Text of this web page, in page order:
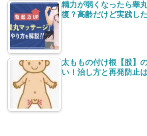
精力が弱くなったら睾
復？高齢だけど実践し
太ももの付け根【股】
い！治し方と再発防止